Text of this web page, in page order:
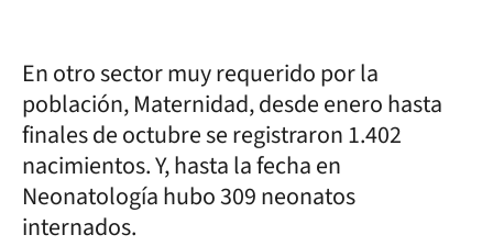
En otro sector muy requerido por la
población, Maternidad, desde enero hasta
finales de octubre se registraron 1.402
nacimientos. Y, hasta la fecha en
Neonatología hubo 309 neonatos
internados.